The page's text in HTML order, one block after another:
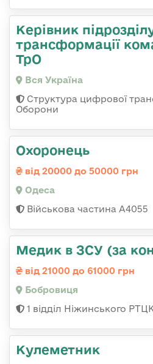
Керівник
трансформації
ТрО
Вся Україна
Структура цифрової
Оборони
Охоронець
від 20000 до 50000 грн
Одеса
Військова частина А4055
Медик в ЗСУ (за
від 21000 до 61000 грн
Бобровиця
1 відділ Ніжинського
Кулеметник